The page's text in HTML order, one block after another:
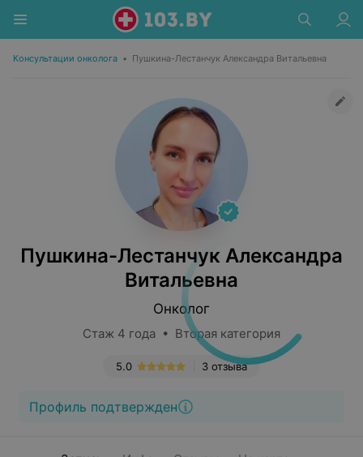
Консультации онколога • Пушкина-Лестанчук Александра Витальевна
Пушкина-Лестанчук Александра
Витальевна
Онколог
Стаж 4 года • Вторая категория
3 отзыва
5.0
Профиль подтвержден